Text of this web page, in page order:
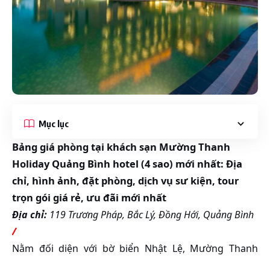
Mục lục
Bảng giá phòng tại khách sạn Mường Thanh
Holiday Quảng Bình hotel (4 sao) mới nhất: Địa
chỉ, hình ảnh, đặt phòng, dịch vụ sư kiện, tour
trọn gói giá rẻ, ưu đãi mới nhất
Địa chỉ: 119 Trương Pháp, Bắc Lý, Đồng Hới, Quảng Bình
/
Nằm đối diện với bờ biển Nhật Lệ, Mường Thanh